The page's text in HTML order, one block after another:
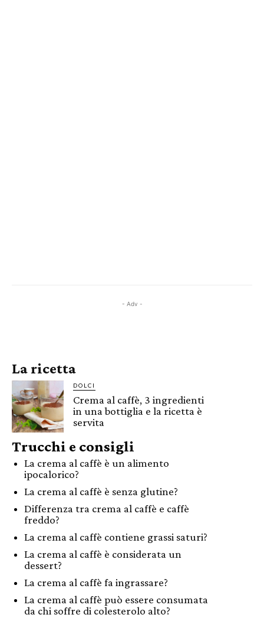
- Adv -
La ricetta
DOLCI
Crema al caffè, 3 ingredienti
in una bottiglia e la ricetta è
servita
Trucchi e consigli
La crema al caffè è un alimento
ipocalorico?
La crema al caffè è senza glutine?
Differenza tra crema al caffè e caffè
freddo?
La crema al caffè contiene grassi saturi?
La crema al caffè è considerata un
dessert?
La crema al caffè fa ingrassare?
La crema al caffè può essere consumata
da chi soffre di colesterolo alto?